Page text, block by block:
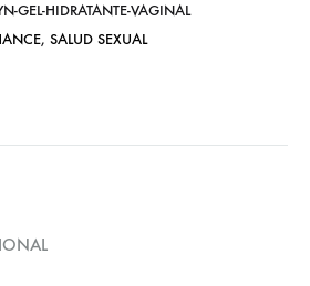
GEL-HIDRATANTE-VAGINAL
, SALUD SEXUAL